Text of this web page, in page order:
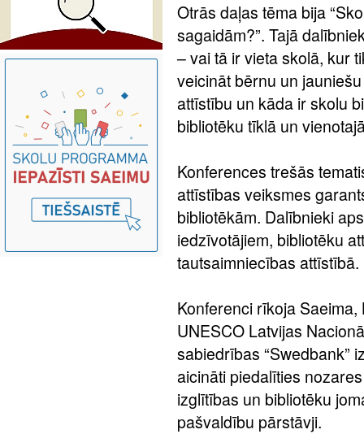
Otrās daļas tēma bija
sagaidām?”. Tajā
– vai tā ir vieta skolā, kur
veicināt bērnu un
attīstību un kāda ir skolu
bibliotēku tīklā un
Konferences trešās
attīstības veiksmes
bibliotēkām. Dalībnieki
iedzīvotājiem, bibliotēku
tautsaimniecības attīstībā.
Konferenci rīkoja
UNESCO Latvijas
sabiedrības “Swedbank”
aicināti piedalīties
izglītības un bibliotēku
pašvaldību pārstāvji.